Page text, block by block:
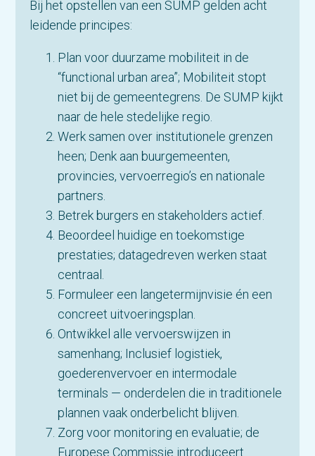
Bij het opstellen van een SUMP gelden acht
leidende principes:
Plan voor duurzame mobiliteit in de
“functional urban area”; Mobiliteit stopt
niet bij de gemeentegrens. De SUMP kijkt
naar de hele stedelijke regio.
Werk samen over institutionele grenzen
heen; Denk aan buurgemeenten,
provincies, vervoerregio’s en nationale
partners.
Betrek burgers en stakeholders actief.
Beoordeel huidige en toekomstige
prestaties; datagedreven werken staat
centraal.
Formuleer een langetermijnvisie én een
concreet uitvoeringsplan.
Ontwikkel alle vervoerswijzen in
samenhang; Inclusief logistiek,
goederenvervoer en intermodale
terminals — onderdelen die in traditionele
plannen vaak onderbelicht blijven.
Zorg voor monitoring en evaluatie; de
Europese Commissie introduceert